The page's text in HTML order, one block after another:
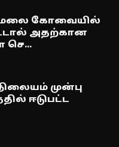
கோவையில்
அதற்கான
முன்பு
ஈடுபட்ட